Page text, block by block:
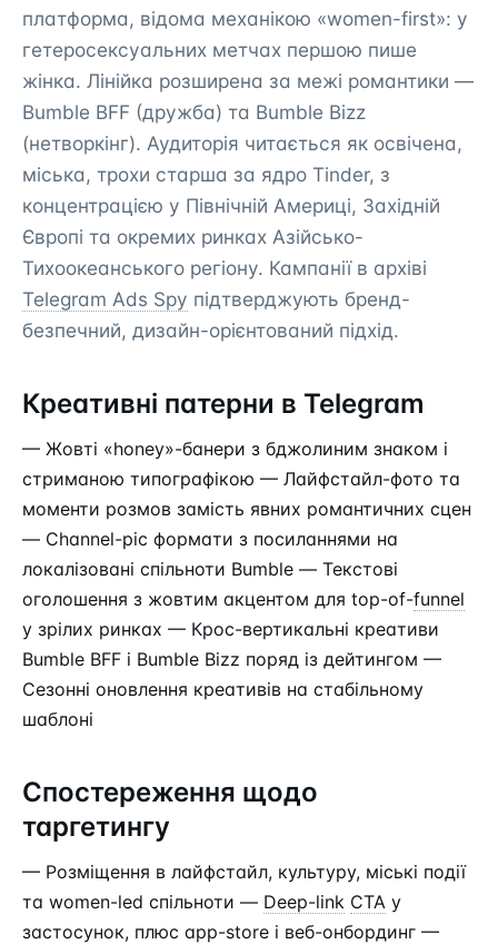
платформа, відома механікою «women-first»: у
гетеросексуальних метчах першою пише
жінка. Лінійка розширена за межі романтики —
Bumble BFF (дружба) та Bumble Bizz
(нетворкінг). Аудиторія читається як освічена,
міська, трохи старша за ядро Tinder, з
концентрацією у Північній Америці, Західній
Європі та окремих ринках Азійсько-
Тихоокеанського регіону. Кампанії в архіві
Telegram Ads Spy підтверджують бренд-
безпечний, дизайн-орієнтований підхід.
Креативні патерни в Telegram
— Жовті «honey»-банери з бджолиним знаком і
стриманою типографікою — Лайфстайл-фото та
моменти розмов замість явних романтичних сцен
— Channel-pic формати з посиланнями на
локалізовані спільноти Bumble — Текстові
оголошення з жовтим акцентом для top-of-funnel
у зрілих ринках — Крос-вертикальні креативи
Bumble BFF і Bumble Bizz поряд із дейтингом —
Сезонні оновлення креативів на стабільному
шаблоні
Спостереження щодо
таргетингу
— Розміщення в лайфстайл, культуру, міські події
та women-led спільноти — Deep-link CTA у
застосунок, плюс app-store і веб-онбординг —